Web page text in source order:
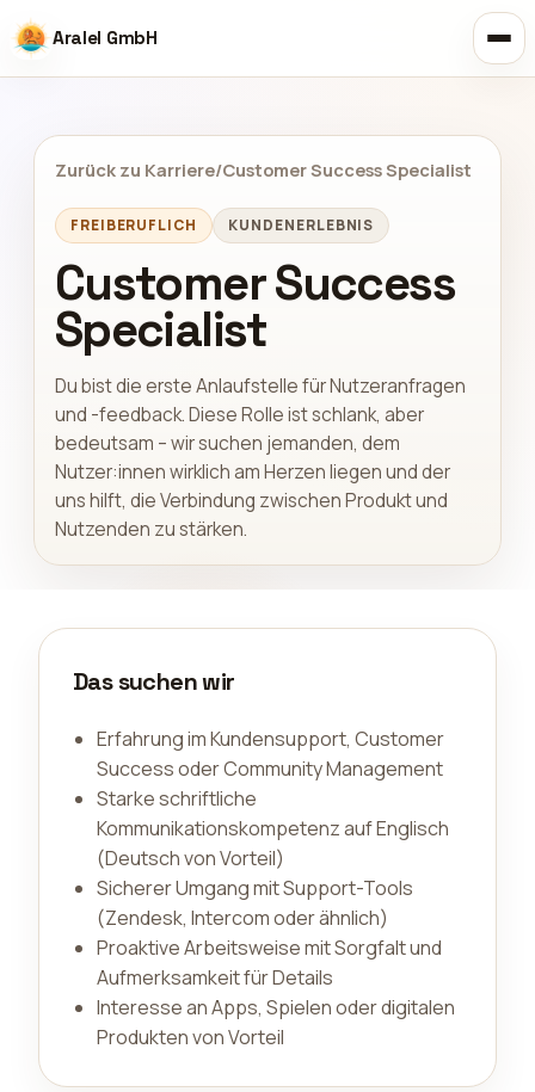
Aralel GmbH
Zurück zu Karriere/Customer Success Specialist
FREIBERUFLICH KUNDENERLEBNIS
Customer Success
Specialist
Du bist die erste Anlaufstelle für Nutzeranfragen
und -feedback. Diese Rolle ist schlank, aber
bedeutsam – wir suchen jemanden, dem
Nutzer:innen wirklich am Herzen liegen und der
uns hilft, die Verbindung zwischen Produkt und
Nutzenden zu stärken.
Das suchen wir
Erfahrung im Kundensupport, Customer
Success oder Community Management
Starke schriftliche
Kommunikationskompetenz auf Englisch
(Deutsch von Vorteil)
Sicherer Umgang mit Support-Tools
(Zendesk, Intercom oder ähnlich)
Proaktive Arbeitsweise mit Sorgfalt und
Aufmerksamkeit für Details
Interesse an Apps, Spielen oder digitalen
Produkten von Vorteil